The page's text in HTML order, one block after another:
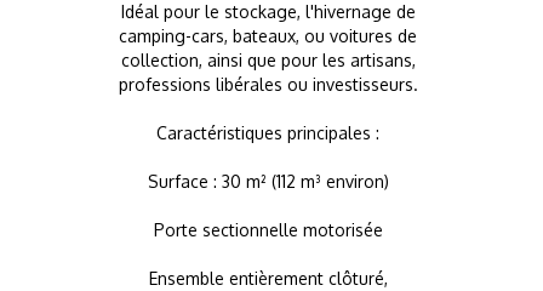
Idéal pour le stockage, l'hivernage de
camping-cars, bateaux, ou voitures de
collection, ainsi que pour les artisans,
professions libérales ou investisseurs.
Caractéristiques principales :
Surface : 30 m² (112 m³ environ)
Porte sectionnelle motorisée
Ensemble entièrement clôturé,